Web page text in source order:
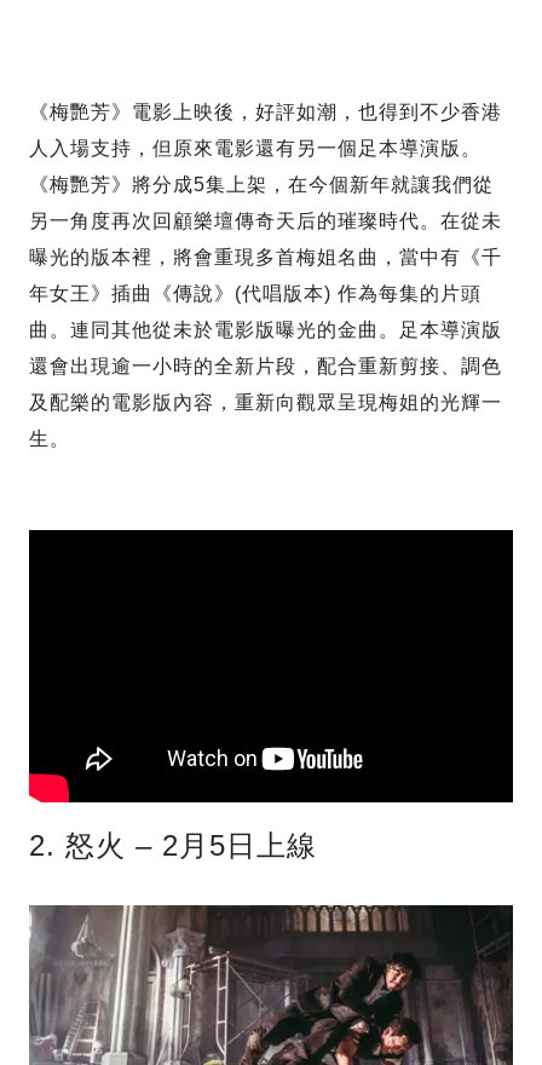
《梅艷芳》電影上映後，好評如潮，也得到不少香港
人入場支持，但原來電影還有另一個足本導演版。
《梅艷芳》將分成5集上架，在今個新年就讓我們從
另一角度再次回顧樂壇傳奇天后的璀璨時代。在從未
曝光的版本裡，將會重現多首梅姐名曲，當中有《千
年女王》插曲《傳說》(代唱版本) 作為每集的片頭
曲。連同其他從未於電影版曝光的金曲。足本導演版
還會出現逾一小時的全新片段，配合重新剪接、調色
及配樂的電影版內容，重新向觀眾呈現梅姐的光輝一
生。
2. 怒火 – 2月5日上線